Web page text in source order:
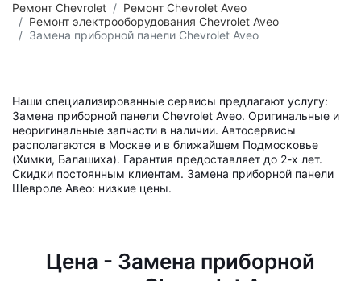
Ремонт Chevrolet
Ремонт Chevrolet Aveo
Ремонт электрооборудования Chevrolet Aveo
Замена приборной панели Chevrolet Aveo
Наши специализированные сервисы предлагают услугу:
Замена приборной панели Chevrolet Aveo. Оригинальные и
неоригинальные запчасти в наличии. Автосервисы
располагаются в Москве и в ближайшем Подмосковье
(Химки, Балашиха). Гарантия предоставляет до 2-х лет.
Скидки постоянным клиентам. Замена приборной панели
Шевроле Авео: низкие цены.
Цена - Замена приборной